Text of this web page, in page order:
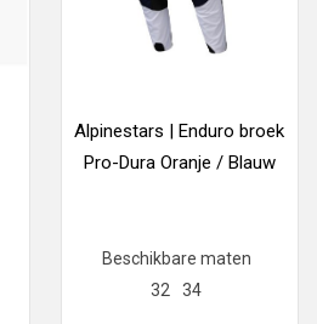
Alpinestars | Enduro broek
Pro-Dura Oranje / Blauw
Beschikbare maten
32
34